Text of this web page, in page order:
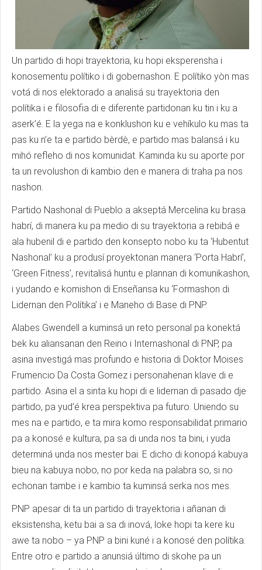
Un partido di hopi trayektoria, ku hopi eksperensha i
konosementu polítiko i di gobernashon. E polítiko yòn mas
votá di nos elektorado a analisá su trayektoria den
polítika i e filosofia di e diferente partidonan ku tin i ku a
aserk’é. E la yega na e konklushon ku e vehíkulo ku mas ta
pas ku n’e ta e partido bèrdè, e partido mas balansá i ku
mihó refleho di nos komunidat. Kaminda ku su aporte por
ta un revolushon di kambio den e manera di traha pa nos
nashon.
Partido Nashonal di Pueblo a akseptá Mercelina ku brasa
habrí, di manera ku pa medio di su trayektoria a rebibá e
ala hubenil di e partido den konsepto nobo ku ta ‘Hubentut
Nashonal’ ku a produsí proyektonan manera ‘Porta Habrí’,
‘Green Fitness’, revitalisá huntu e plannan di komunikashon,
i yudando e komishon di Enseñansa ku ‘Formashon di
Lidernan den Polítika’ i e Maneho di Base di PNP.
Alabes Gwendell a kuminsá un reto personal pa konektá
bek ku aliansanan den Reino i Internashonal di PNP, pa
asina investigá mas profundo e historia di Doktor Moises
Frumencio Da Costa Gomez i personahenan klave di e
partido. Asina el a sinta ku hopi di e lidernan di pasado dje
partido, pa yud’é krea perspektiva pa futuro. Uniendo su
mes na e partido, e ta mira komo responsabilidat primario
pa a konosé e kultura, pa sa di unda nos ta bini, i yuda
determiná unda nos mester bai. E dicho di konopá kabuya
bieu na kabuya nobo, no por keda na palabra so, si no
echonan tambe i e kambio ta kuminsá serka nos mes.
PNP apesar di ta un partido di trayektoria i añanan di
eksistensha, ketu bai a sa di inová, loke hopi ta kere ku
awe ta nobo – ya PNP a bini kuné i a konosé den polítika.
Entre otro e partido a anunsiá último di skohe pa un